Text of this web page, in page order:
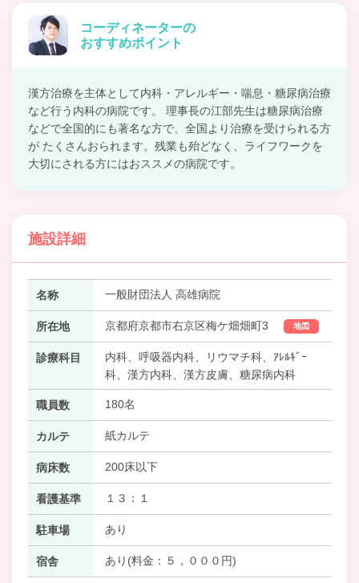
コーディネーターの
おすすめポイント
漢方治療を主体として内科・アレルギー・喘息・糖尿病治療
など行う内科の病院です。 理事長の江部先生は糖尿病治療
などで全国的にも著名な方で、全国より治療を受けられる方
が たくさんおられます。残業も殆どなく、ライフワークを
大切にされる方にはおススメの病院です。
施設詳細
名称 一般財団法人 高雄病院
所在地 京都府京都市右京区梅ケ畑畑町3 地図
診療科目
内科、呼吸器内科、リウマチ科、ｱﾚﾙｷﾞｰ
科、漢方内科、漢方皮膚、糖尿病内科
職員数 180名
カルテ 紙カルテ
病床数 200床以下
看護基準 １３：１
駐車場 あり
宿舎 あり(料金：５，０００円)